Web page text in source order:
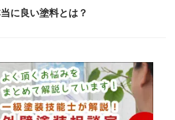
に良い塗料とは？